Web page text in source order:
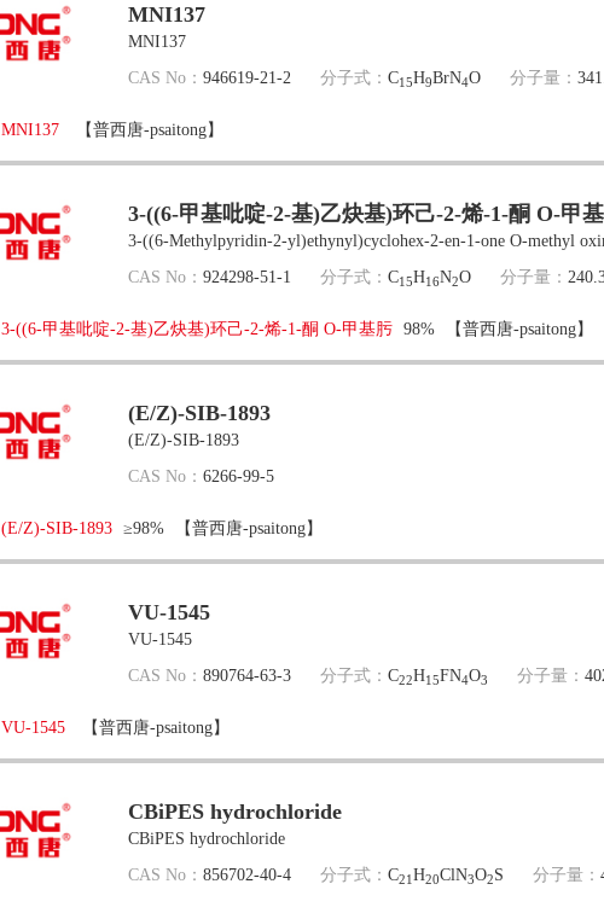
MNI137
MNI137
CAS No： 946619-21-2 分子式： C15H9BrN4O 分子量：
MNI137 【普西唐-psaitong】
3-((6-甲基吡啶-2-基)乙炔基)环己-2-烯-1-酮 O-甲
3-((6-Methylpyridin-2-yl)ethynyl)cyclohex-2-en-1-one O-methyl
CAS No： 924298-51-1 分子式： C15H16N2O 分子量：
3-((6-甲基吡啶-2-基)乙炔基)环己-2-烯-1-酮 O-甲基肟 98% 【普西唐-psaitong】
(E/Z)-SIB-1893
(E/Z)-SIB-1893
CAS No： 6266-99-5
(E/Z)-SIB-1893 ≥98% 【普西唐-psaitong】
VU-1545
VU-1545
CAS No： 890764-63-3 分子式： C22H15FN4O3 分子量：
VU-1545 【普西唐-psaitong】
CBiPES hydrochloride
CBiPES hydrochloride
CAS No： 856702-40-4 分子式： C21 H20ClN3O2S 分子量：